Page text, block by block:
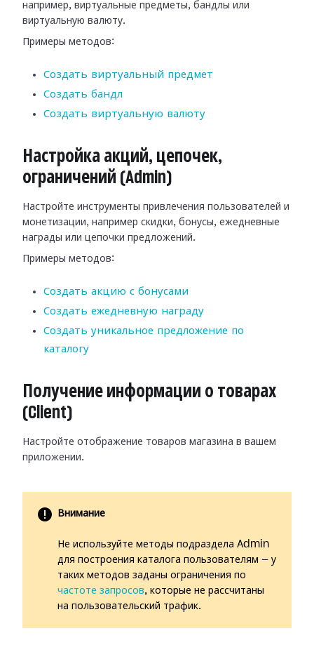
например, виртуальные предметы, бандлы или
виртуальную валюту.
Примеры методов:
Создать виртуальный предмет
Создать бандл
Создать виртуальную валюту
Настройка акций, цепочек,
ограничений (Admin)
Настройте инструменты привлечения пользователей и
монетизации, например скидки, бонусы, ежедневные
награды или цепочки предложений.
Примеры методов:
Создать акцию с бонусами
Создать ежедневную награду
Создать уникальное предложение по
каталогу
Получение информации о товарах
(Client)
Настройте отображение товаров магазина в вашем
приложении.
Внимание
Не используйте методы подраздела Admin
для построения каталога пользователям — у
таких методов заданы ограничения по
частоте запросов, которые не рассчитаны
на пользовательский трафик.